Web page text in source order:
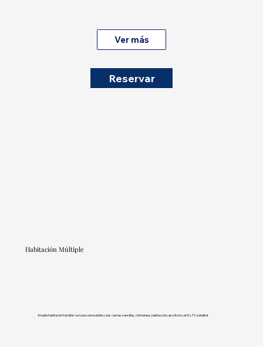
Ver más
Reservar
Habitación Múltiple
Amplia habitación familiar con una cama doble y dos camas sencillas, chimenea, calefacción, escritorio, wi-fi y TV satelital.